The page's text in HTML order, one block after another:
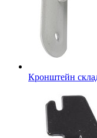
Кронштейн